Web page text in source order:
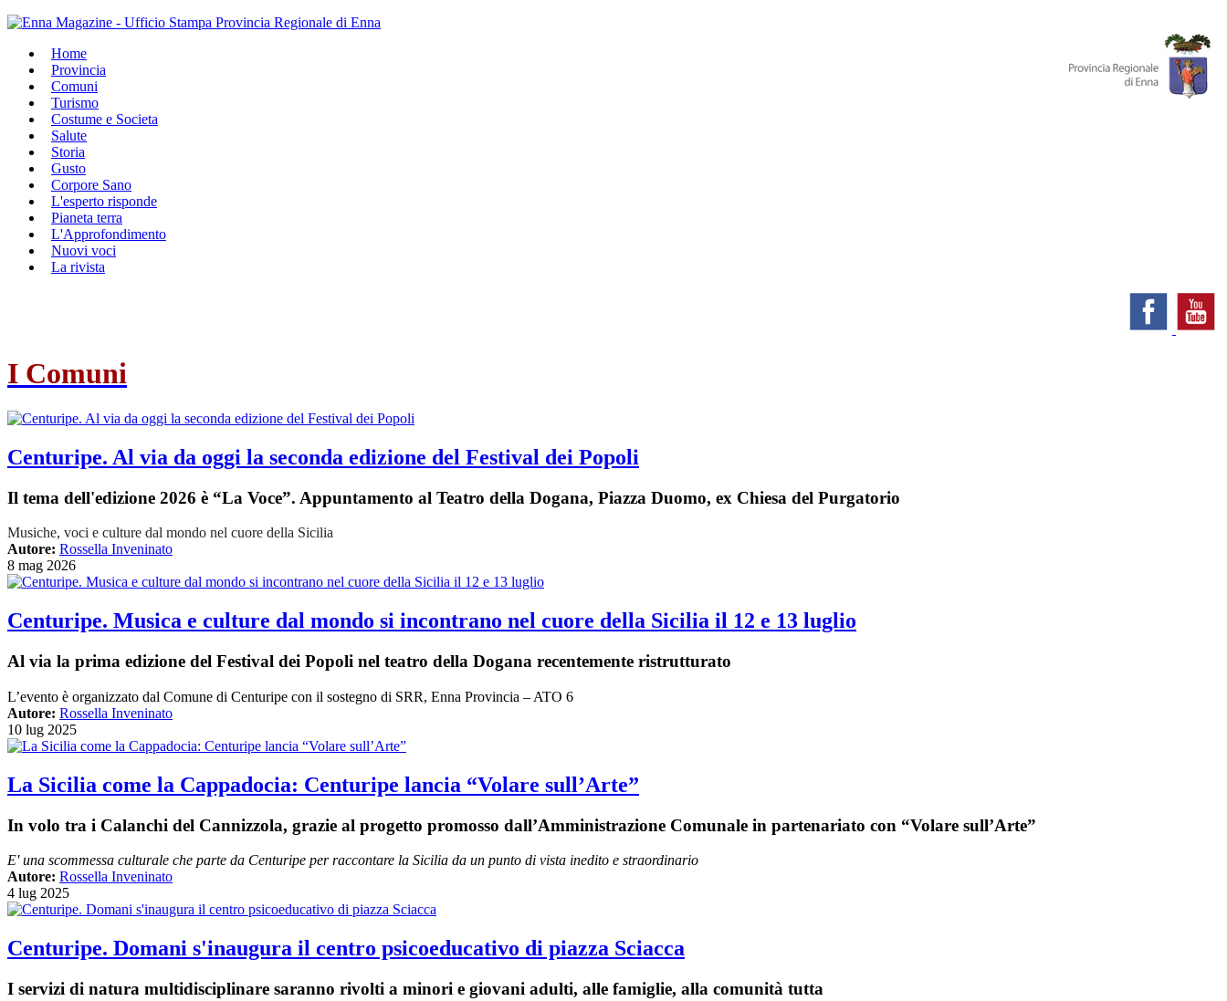
Home
Provincia
Comuni
Turismo
Costume e Societa
Salute
Storia
Gusto
Corpore Sano
L'esperto risponde
Pianeta terra
L'Approfondimento
Nuovi voci
La rivista
I Comuni
Centuripe. Al via da oggi la seconda edizione del Festival dei Popoli
Il tema dell'edizione 2026 è “La Voce”. Appuntamento al Teatro della Dogana, Piazza Duomo, ex Chiesa del Purgatorio
Musiche, voci e culture dal mondo nel cuore della Sicilia
Autore: Rossella Inveninato
8 mag 2026
Centuripe. Musica e culture dal mondo si incontrano nel cuore della Sicilia il 12 e 13 luglio
Al via la prima edizione del Festival dei Popoli nel teatro della Dogana recentemente ristrutturato
L’evento è organizzato dal Comune di Centuripe con il sostegno di SRR, Enna Provincia – ATO 6
Autore: Rossella Inveninato
10 lug 2025
La Sicilia come la Cappadocia: Centuripe lancia “Volare sull’Arte”
In volo tra i Calanchi del Cannizzola, grazie al progetto promosso dall’Amministrazione Comunale in partenariato con “Volare sull’Arte”
E' una scommessa culturale che parte da Centuripe per raccontare la Sicilia da un punto di vista inedito e straordinario
Autore: Rossella Inveninato
4 lug 2025
Centuripe. Domani s'inaugura il centro psicoeducativo di piazza Sciacca
I servizi di natura multidisciplinare saranno rivolti a minori e giovani adulti, alle famiglie, alla comunità tutta